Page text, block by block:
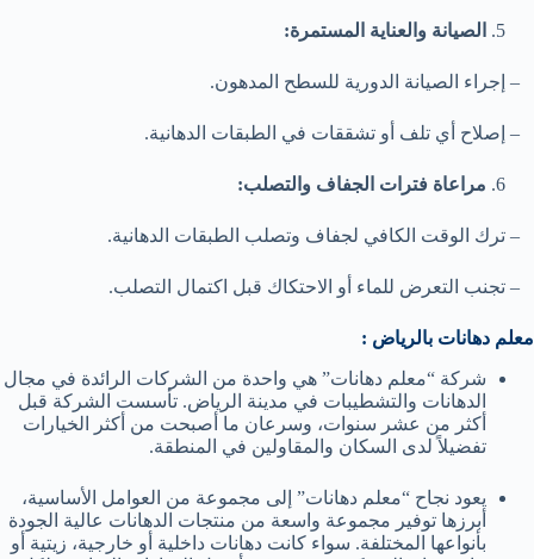
الصيانة والعناية المستمرة:
– إجراء الصيانة الدورية للسطح المدهون.
– إصلاح أي تلف أو تشققات في الطبقات الدهانية.
مراعاة فترات الجفاف والتصلب:
– ترك الوقت الكافي لجفاف وتصلب الطبقات الدهانية.
– تجنب التعرض للماء أو الاحتكاك قبل اكتمال التصلب.
معلم دهانات بالرياض :
شركة “معلم دهانات” هي واحدة من الشركات الرائدة في مجال
الدهانات والتشطيبات في مدينة الرياض. تأسست الشركة قبل
أكثر من عشر سنوات، وسرعان ما أصبحت من أكثر الخيارات
تفضيلاً لدى السكان والمقاولين في المنطقة.
يعود نجاح “معلم دهانات” إلى مجموعة من العوامل الأساسية،
أبرزها توفير مجموعة واسعة من منتجات الدهانات عالية الجودة
بأنواعها المختلفة. سواء كانت دهانات داخلية أو خارجية، زيتية أو